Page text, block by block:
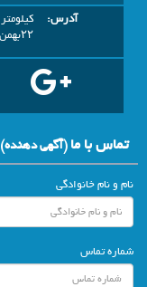
آدرس:
۲۲بهمن گلستان۶ پلاک۱
تماس با ما(آگهي دهنده)
نام و نام خانوادگی
شماره تماس